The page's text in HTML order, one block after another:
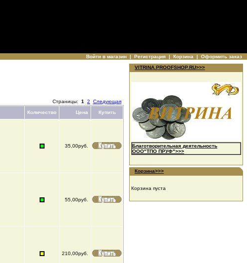
Войти в магазин | Регистрация | Корзина | Оформить заказ
Страницы: 1 2
Следующая
Количество Цена Купить
35,00руб.
55,00руб.
210,00руб.
VITRINA.PROOFSHOP.RU>>>
Благотворительная деятельность
ООО"ТПО ПРУФ">>>
Корзина>>>
Корзина пуста